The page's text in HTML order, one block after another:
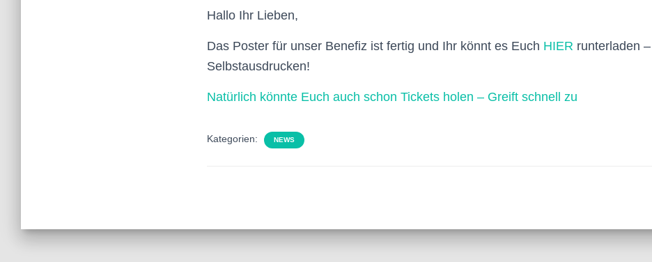
Hallo Ihr Lieben,
Das Poster für unser Benefiz ist fertig und Ihr könnt es Euch HIER runterladen
Selbstausdrucken!
Natürlich könnte Euch auch schon Tickets holen – Greift schnell zu
Kategorien: NEWS